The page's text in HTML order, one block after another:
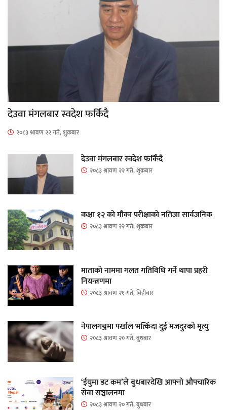
देउवा मंगलबार स्वदेश फर्किंदै
२०८३ श्रावण २२ गते, शुक्रबार
देउवा मंगलबार स्वदेश फर्किंदै
२०८३ श्रावण २२ गते, शुक्रबार
कक्षा १२ को मौका परीक्षाको नतिजा सार्वजनिक
२०८३ श्रावण २२ गते, शुक्रबार
माताकाे नाममा गलत गतिविधि गर्ने थापा प्रहरी
नियन्त्रणमा
२०८३ श्रावण २१ गते, बिहीबार
नेपालगञ्जमा पर्खाल भत्किँदा दुई मजदुरको मृत्यु
२०८३ श्रावण २० गते, बुधबार
‘ईयुमा डट कम’ले बुधबारदेखि आफ्नो औपचारिक
सेवा सञ्चालनमा
२०८३ श्रावण २० गते, बुधबार